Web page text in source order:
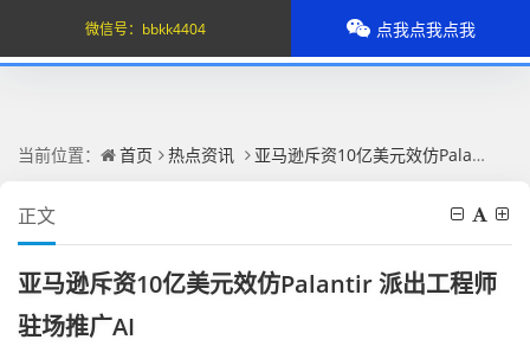
当前位置： 首页 热点资讯 亚马逊斥资10亿美元效仿Palantir 派出工程师驻场推广AI
正文
亚马逊斥资10亿美元效仿Palantir 派出工程师
驻场推广AI
微信号： bbkk4404 点我点我点我